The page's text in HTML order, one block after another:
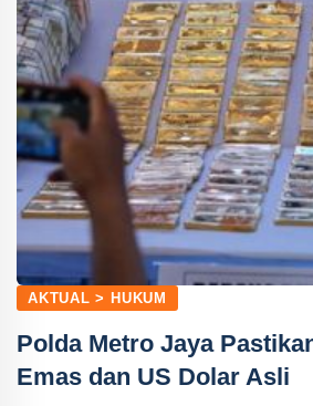
AKTUAL > HUKUM
Polda Metro Jaya
Emas dan US Dolar Asli